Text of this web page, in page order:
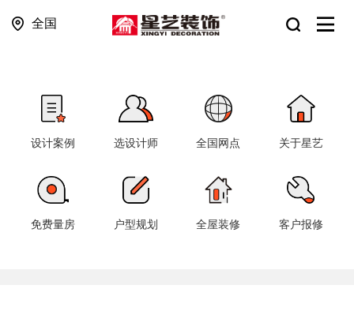
全国
设计案例 选设计师 全国网点 关于星艺
免费量房 户型规划 全屋装修 客户报修